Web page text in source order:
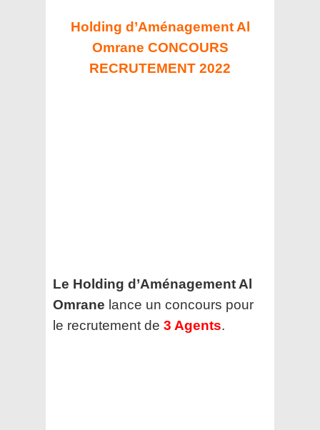
Holding d’Aménagement Al
Omrane CONCOURS
RECRUTEMENT 2022
Le Holding d’Aménagement Al
Omrane lance un concours pour
le recrutement de 3 Agents.